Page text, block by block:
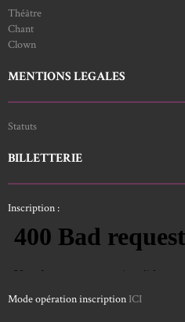
Théâtre
Chant
Clown
MENTIONS LEGALES
Statuts
BILLETTERIE
Inscription :
Mode opération inscription ICI